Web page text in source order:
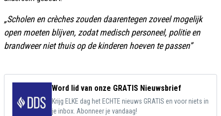
„Scholen en crèches zouden daarentegen zoveel mogelijk
open moeten blijven, zodat medisch personeel, politie en
brandweer niet thuis op de kinderen hoeven te passen”
Word lid van onze GRATIS Nieuwsbrief
Krijg ELKE dag het ECHTE nieuws GRATIS en voor niets in
je inbox. Abonneer je vandaag!